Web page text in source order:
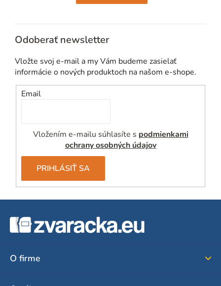
Odoberať newsletter
Vložte svoj e-mail a my Vám budeme zasielať
informácie o nových produktoch na našom e-shope.
Email
Vložením e-mailu súhlasíte s podmienkami
ochrany osobných údajov
PRIHLÁSIŤ SA
O firme